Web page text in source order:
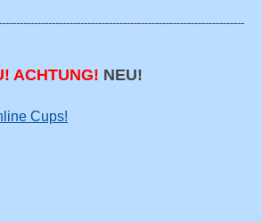
ACHTUNG! NEU!
Cups!